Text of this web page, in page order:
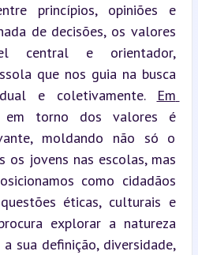
princípios, opiniões e
de decisões, os valores
central e orientador,
que nos guia na busca
e coletivamente.
Em
torno dos valores é
moldando não só o
os jovens nas escolas, mas
como cidadãos
éticas, culturais e
explorar a natureza
sua definição, diversidade,